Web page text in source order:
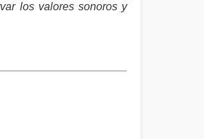
los valores sonoros y